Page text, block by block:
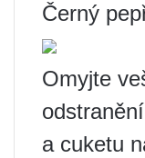
Černý
Omyjte
a cuketu